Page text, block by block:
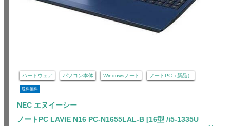
ハードウェア パソコン本体 Windowsノート ノートPC（新品）
送料無料
NEC エヌイーシー
ノートPC LAVIE N16 PC-N1655LAL-B [16型 /i5-1335U